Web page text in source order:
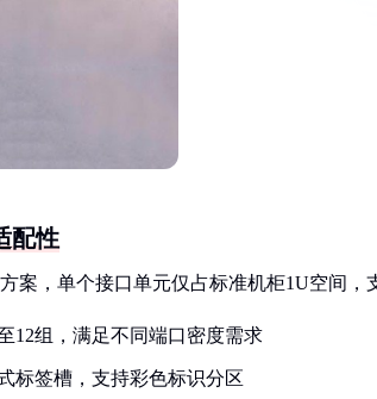
配性
案，单个接口单元仅占标准机柜1U空间，
12组，满足不同端口密度需求
标签槽，支持彩色标识分区